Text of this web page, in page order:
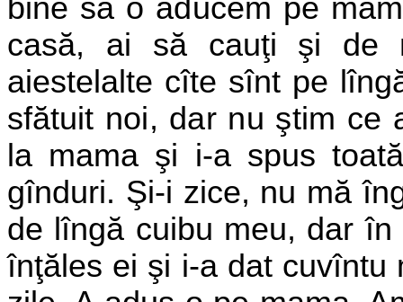
bine să o aducem pe
casă, ai să cauţi şi de
aiestelalte cîte sînt pe
sfătuit noi, dar nu ştim ce
la mama şi i-a spus
gînduri. Şi-i zice, nu mă
de lîngă cuibu meu, dar
înţăles ei şi i-a dat cuvîntu